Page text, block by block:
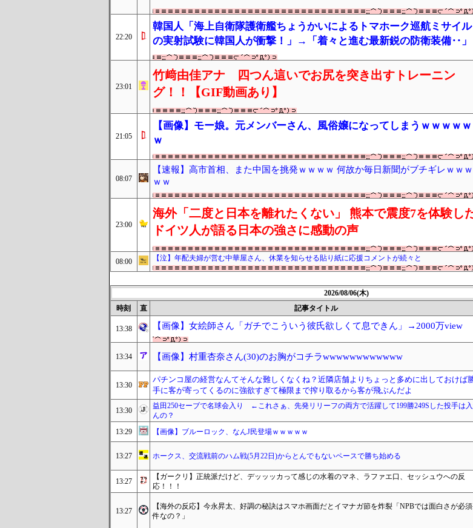
22:20
韓国人「海上自衛隊護衛艦ちょうかいによるトマホーク巡航ミサイル
の実射試験に韓国人が衝撃！」→「着々と進む最新鋭の防衛装備‥」
23:01
竹﨑由佳アナ 四つん這いでお尻を突き出すトレーニン
グ！！【GIF動画あり】
21:05
【画像】モー娘。元メンバーさん、風俗嬢になってしまうｗｗｗｗｗ
ｗ
08:07
【速報】高市首相、また中国を挑発ｗｗｗｗ 何故か毎日新聞がブチギレｗｗｗ
ｗｗ
23:00
海外「二度と日本を離れたくない」 熊本で震度7を体験し
ドイツ人が語る日本の強さに感動の声
08:00 【泣】年配夫婦が営む中華屋さん、休業を知らせる貼り紙に応援コメントが続々と
2026/08/06(木)
時刻
直 記事タイトル
13:38 【画像】女絵師さん「ガチでこういう彼氏欲しくて息できん」→2000万view
13:34 【画像】村重杏奈さん(30)のお胸がコチラwwwwwwwwwwww
13:30
パチンコ屋の経営なんてそんな難しくなくね？近隣店舗よりちょっと多めに出しておけば
手に客が寄ってくるのに強欲すぎて極限まで搾り取るから客が飛ぶんだよ
13:30
益田250セーブで名球会入り ←これさぁ、先発リリーフの両方で活躍して199勝249Sした投手は
んの？
13:29 【画像】ブルーロック、なんJ民登場ｗｗｗｗｗ
13:27 ホークス、交流戦前のハム戦(5月22日)からとんでもないペースで勝ち始める
13:27
【ガークリ】正統派だけど、デッッッカって感じの水着のマネ、ラファエ口、セッシュウへの反
応！！！
13:27
【海外の反応】今永昇太、好調の秘訣はスマホ画面だとイマナガ節を炸裂「NPBでは面白さが必
件なの？」